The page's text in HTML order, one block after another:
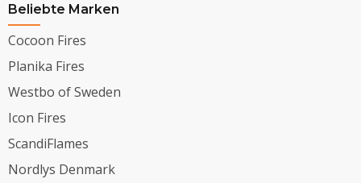
Beliebte Marken
Cocoon Fires
Planika Fires
Westbo of Sweden
Icon Fires
ScandiFlames
Nordlys Denmark